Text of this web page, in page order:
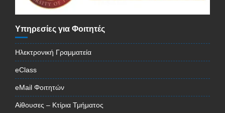
Υπηρεσίες για Φοιτητές
Ηλεκτρονική Γραμματεία
eClass
eMail Φοιτητών
Αίθουσες – Κτίρια Τμήματος